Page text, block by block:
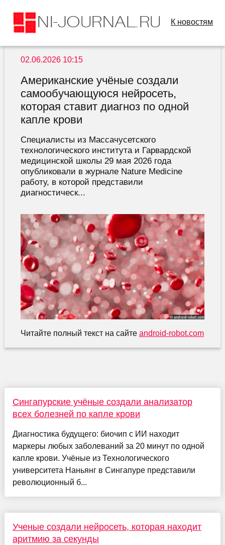
К новостям
02.06.2026 10:15
Американские учёные создали
самообучающуюся нейросеть,
которая ставит диагноз по одной
капле крови
Специалисты из Массачусетского
технологического института и Гарвардской
медицинской школы 29 мая 2026 года
опубликовали в журнале Nature Medicine
работу, в которой представили
диагностическ...
Читайте полный текст на сайте android-robot.com
Сингапурские учёные создали анализатор
всех болезней по капле крови
Диагностика будущего: биочип с ИИ находит
маркеры любых заболеваний за 20 минут по одной
капле крови. Учёные из Технологического
университета Наньянг в Сингапуре представили
революционный б...
Ученые создали нейросеть, которая находит
аритмию за секунды